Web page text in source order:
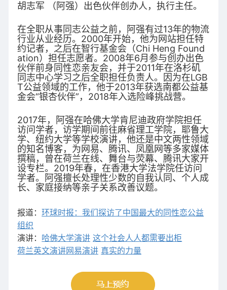
胡志军 （阿强）出色伙伴创办人，执行主任。
在全职从事同志公益之前，阿强有过13年的物流
行业从业经历。2000年开始，他为网站担任特
约记者，之后在智行基金会（Chi Heng Found
ation）担任志愿者。2008年6月参与创办出色
伙伴前身同性恋亲友会，并于2011年在洛杉矶
同志中心学习之后全职担任负责人。因为在LGB
T公益领域的工作，他于2013年获选南都公益基
金会“银杏伙伴”，2018年入选险峰挑战营。
2017年，阿强在哈佛大学肯尼迪政府学院担任
访问学者，访学期间前往麻省理工学院，耶鲁大
学、纽约大学等学校演讲，他还是中文两性领域
的知名博客，为网易、腾讯、凤凰网等多家媒体
撰稿，曾在荷兰在线、舞台与荧幕、腾讯大家开
设专栏。2019年春，在香港大学法学院任访问
学者。阿强擅长处理性少数的自我认同、个人成
长、家庭接纳等亲子关系改善议题。
报道：环球时报：我们探访了中国最大的同性恋公益
组织
演讲： 哈佛大学演讲 这个社会人人都需要出柜
荷兰英文演讲网易演讲 真实的力量